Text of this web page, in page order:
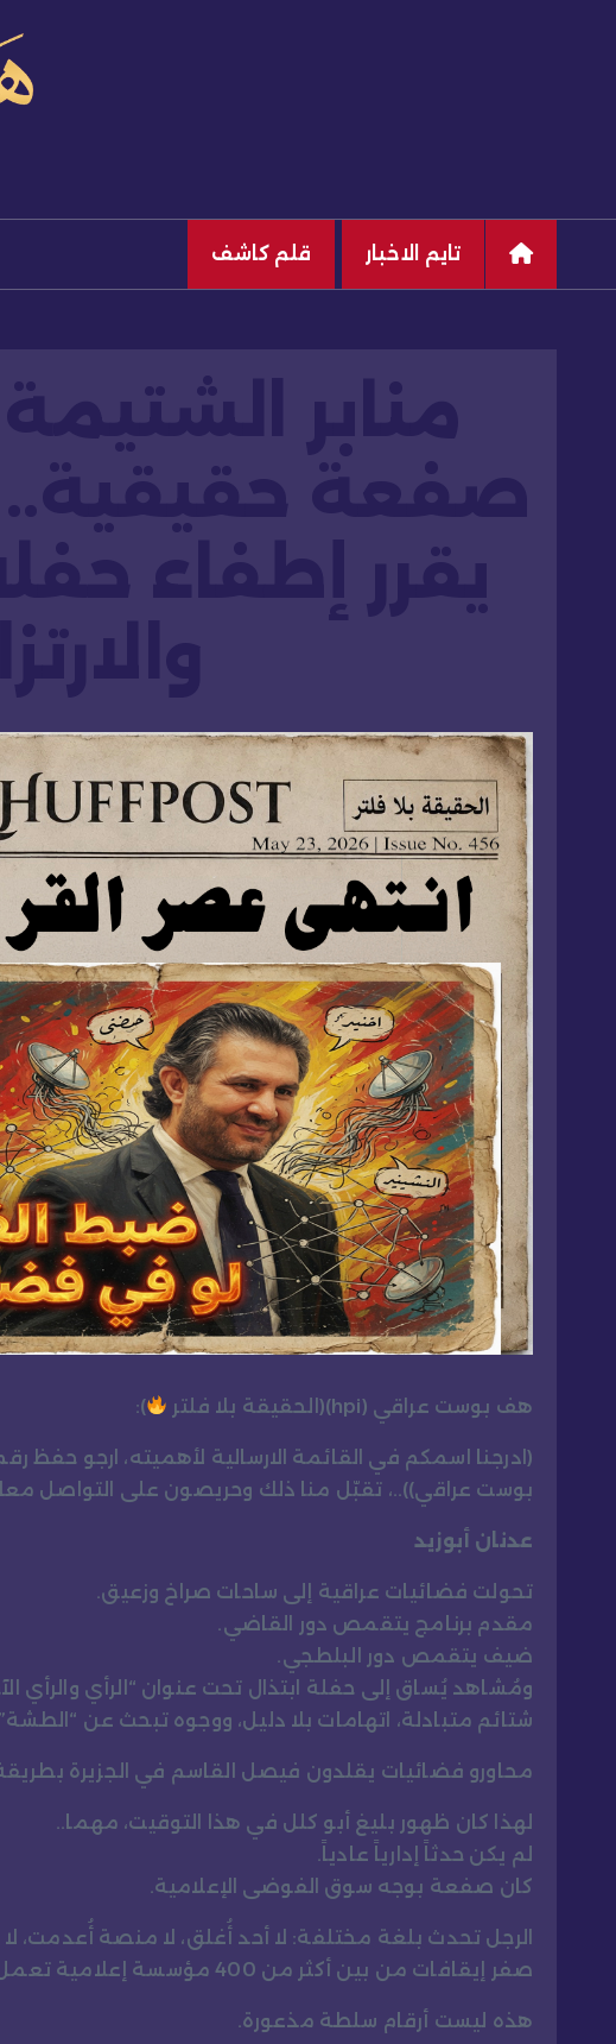
تايم الاخبار قلم كاشف
منابر
صفعة حقيقية..
يقرر إطفاء
هف بوست عراقي (hpi)(الحقيقة بلا فلتر ):
(ادرجنا اسمكم في القائمة الارسالية لأهميته، ارجو حفظ
بوست عراقي))..، تقبّل منا ذلك وحريصون على التواصل
عدنان أبوزيد
تحولت فضائيات عراقية إلى ساحات صراخ وزعيق.
مقدم برنامج يتقمص دور القاضي.
ضيف يتقمص دور البلطجي.
ومُشاهد يُساق إلى حفلة ابتذال تحت عنوان “الرأي والرأي
شتائم متبادلة، اتهامات بلا دليل، ووجوه تبحث عن
محاورو فضائيات يقلدون فيصل القاسم في الجزيرة
لهذا كان ظهور بليغ أبو كلل في هذا التوقيت، مهما..
لم يكن حدثاً إدارياً عادياً.
كان صفعة بوجه سوق الفوضى الإعلامية.
الرجل تحدث بلغة مختلفة: لا أحد أُغلق، لا منصة أُعدمت،
صفر إيقافات من بين أكثر من 400 مؤسسة إعلامية تعمل رسمياً.
هذه ليست أرقام سلطة مذعورة.